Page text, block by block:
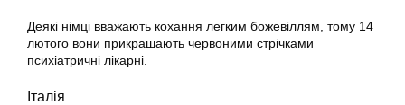
Деякі німці вважають кохання легким божевіллям, тому 14
лютого вони прикрашають червоними стрічками
психіатричні лікарні.
Італія